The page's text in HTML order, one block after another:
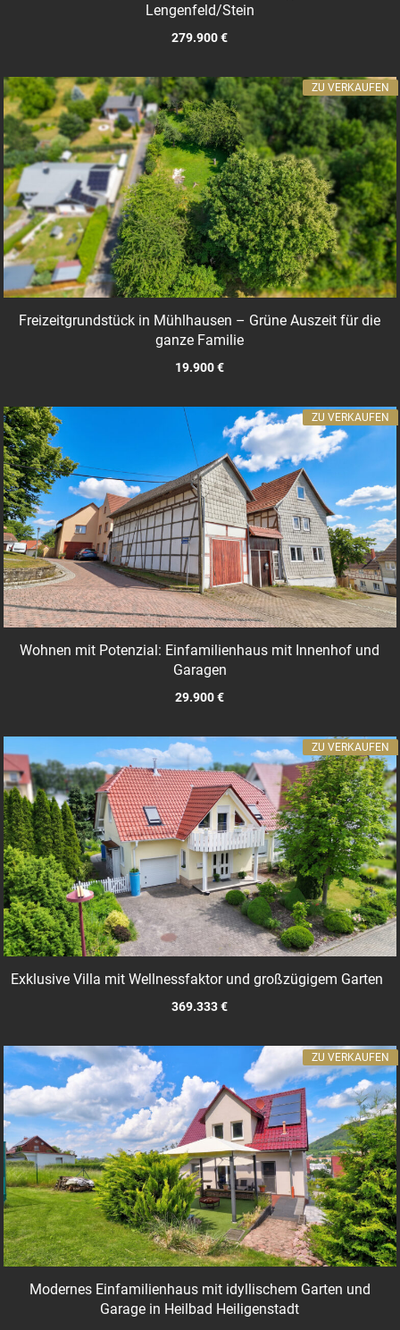
Lengenfeld/Stein
279.900 €
Freizeitgrundstück in Mühlhausen – Grüne Auszeit für die
ganze Familie
19.900 €
ZU VERKAUFEN
Wohnen mit Potenzial: Einfamilienhaus mit Innenhof und
Garagen
29.900 €
ZU VERKAUFEN
Exklusive Villa mit Wellnessfaktor und großzügigem Garten
369.333 €
ZU VERKAUFEN
Modernes Einfamilienhaus mit idyllischem Garten und
Garage in Heilbad Heiligenstadt
ZU VERKAUFEN